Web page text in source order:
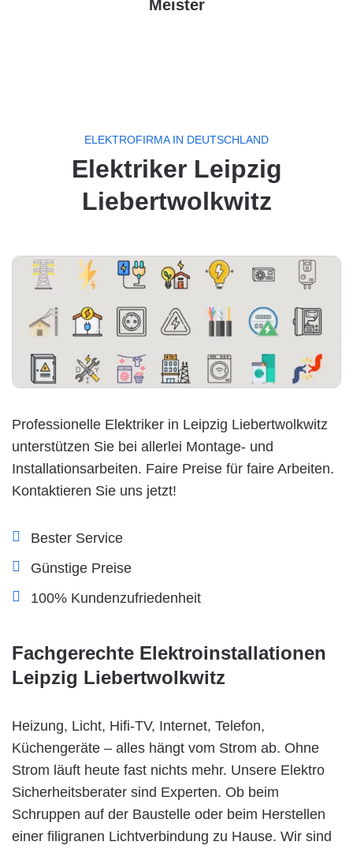
Meister
ELEKTROFIRMA IN DEUTSCHLAND
Elektriker Leipzig
Liebertwolkwitz
Professionelle Elektriker in Leipzig Liebertwolkwitz
unterstützen Sie bei allerlei Montage- und
Installationsarbeiten. Faire Preise für faire Arbeiten.
Kontaktieren Sie uns jetzt!
Bester Service
Günstige Preise
100% Kundenzufriedenheit
Fachgerechte Elektroinstallationen
Leipzig Liebertwolkwitz
Heizung, Licht, Hifi-TV, Internet, Telefon,
Küchengeräte – alles hängt vom Strom ab. Ohne
Strom läuft heute fast nichts mehr. Unsere Elektro
Sicherheitsberater sind Experten. Ob beim
Schruppen auf der Baustelle oder beim Herstellen
einer filigranen Lichtverbindung zu Hause. Wir sind